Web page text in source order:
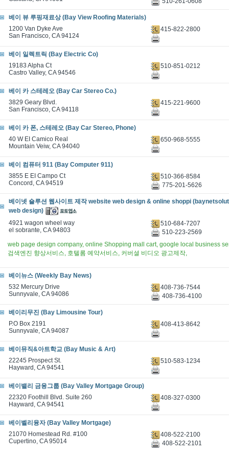
베이 뷰 루핑재료상 (Bay View Roofing Materials)
1200 Van Dyke Ave
San Francisco, CA 94124
415-822-2800
베이 일렉트릭 (Bay Electric Co)
19183 Alpha Ct
Castro Valley, CA 94546
510-851-0212
베이 카 스테레오 (Bay Car Stereo Co.)
3829 Geary Blvd.
San Francisco, CA 94118
415-221-9600
베이 카 폰, 스테레오 (Bay Car Stereo, Phone)
40 W EI Camico Real
Mountain Veiw, CA 94040
650-968-5555
베이 컴퓨터 911 (Bay Computer 911)
3855 E EI Campo Ct
Concord, CA 94519
510-366-8584
775-201-5626
베이넷 숄루션 웹사이트 제작 website web design & online shoppi
web design)
4921 wagon wheel way
el sobrante, CA 94803
510-684-7207
510-223-2569
web page design company, online Shopping mall cart, google local business
검색엔진 향상서비스, 호텔롬 예약서비스, 커버셜 비디오 광고제작,
베이뉴스 (Weekly Bay News)
532 Mercury Drive
Sunnyvale, CA 94086
408-736-7544
408-736-4100
베이리무진 (Bay Limousine Tour)
P.O Box 2191
Sunnyvale, CA 94087
408-413-8642
베이뮤직&아트학교 (Bay Music & Art)
22245 Prospect St.
Hayward, CA 94541
510-583-1234
베이밸리 금융그룹 (Bay Valley Mortgage Group)
22320 Foothill Blvd. Suite 260
Hayward, CA 94541
408-327-0300
베이벨리융자 (Bay Valley Mortgage)
21070 Homestead Rd. #100
Cupertino, CA 95014
408-522-2100
408-522-2101